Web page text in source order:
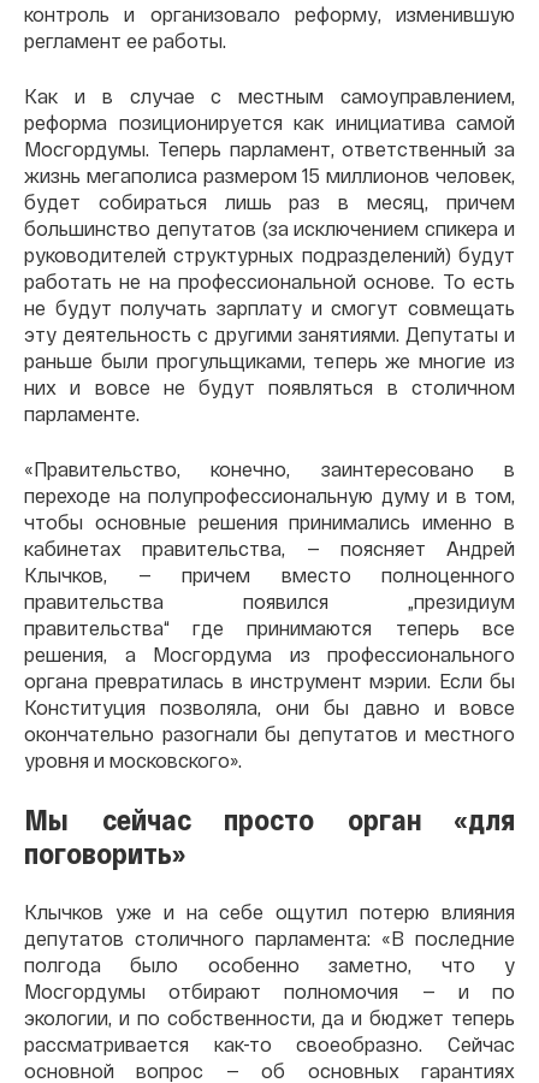
контроль и организовало реформу, изменившую
регламент ее работы.
Как и в случае с местным самоуправлением,
реформа позиционируется как инициатива самой
Мосгордумы. Теперь парламент, ответственный за
жизнь мегаполиса размером 15 миллионов человек,
будет собираться лишь раз в месяц, причем
большинство депутатов (за исключением спикера и
руководителей структурных подразделений) будут
работать не на профессиональной основе. То есть
не будут получать зарплату и смогут совмещать
эту деятельность с другими занятиями. Депутаты и
раньше были прогульщиками, теперь же многие из
них и вовсе не будут появляться в столичном
парламенте.
«Правительство, конечно, заинтересовано в
переходе на полупрофессиональную думу и в том,
чтобы основные решения принимались именно в
кабинетах правительства, — поясняет Андрей
Клычков, — причем вместо полноценного
правительства появился „президиум
правительства“ где принимаются теперь все
решения, а Мосгордума из профессионального
органа превратилась в инструмент мэрии. Если бы
Конституция позволяла, они бы давно и вовсе
окончательно разогнали бы депутатов и местного
уровня и московского».
Мы сейчас просто орган «для
поговорить»
Клычков уже и на себе ощутил потерю влияния
депутатов столичного парламента: «В последние
полгода было особенно заметно, что у
Мосгордумы отбирают полномочия — и по
экологии, и по собственности, да и бюджет теперь
рассматривается как-то своеобразно. Сейчас
основной вопрос — об основных гарантиях